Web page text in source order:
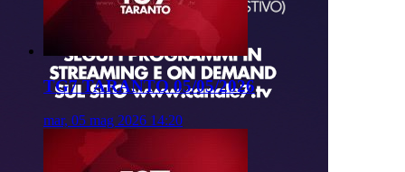
TG7 TARANTO 05/05/2026
mar, 05 mag 2026 14:20